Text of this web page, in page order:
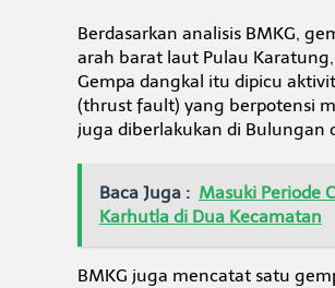
g
a
s
i
h
n
Berdasarkan analisis BMKG,
arah barat laut Pulau
Gempa dangkal itu dipicu
(thrust fault) yang berpotensi
juga diberlakukan di Bulungan
Baca Juga : Masuki Periode
Karhutla di Dua Kecamatan
BMKG juga mencatat satu